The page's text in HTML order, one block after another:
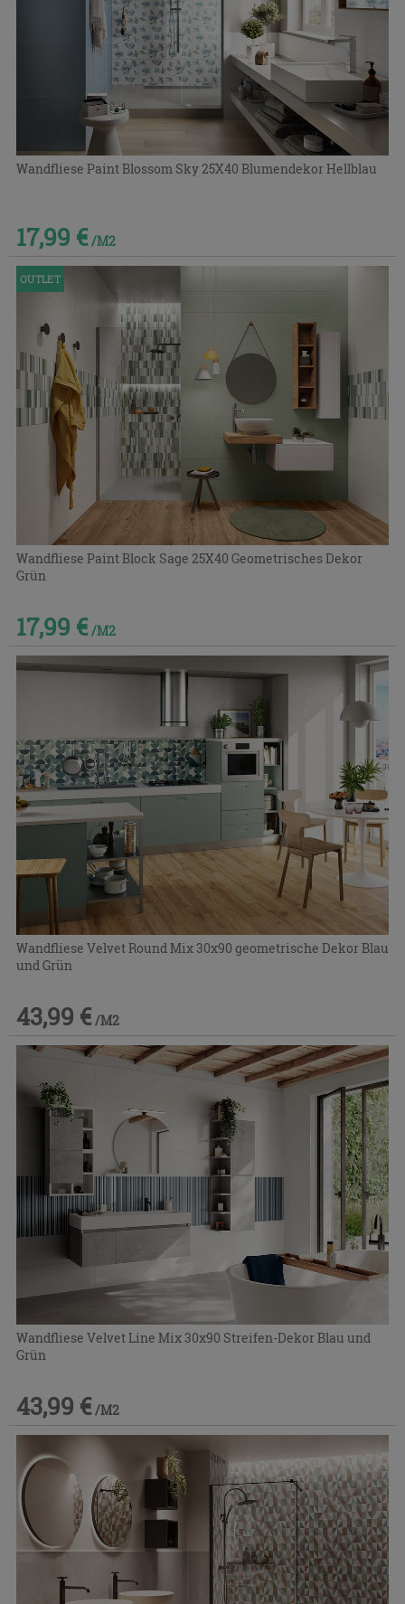
Wandfliese Paint Blossom Sky 25X40 Blumendekor Hellblau
17,99 € /M2
OUTLET
Wandfliese Paint Block Sage 25X40 Geometrisches Dekor
Grün
17,99 € /M2
Wandfliese Velvet Round Mix 30x90 geometrische Dekor Blau
und Grün
43,99 € /M2
Wandfliese Velvet Line Mix 30x90 Streifen-Dekor Blau und
Grün
43,99 € /M2